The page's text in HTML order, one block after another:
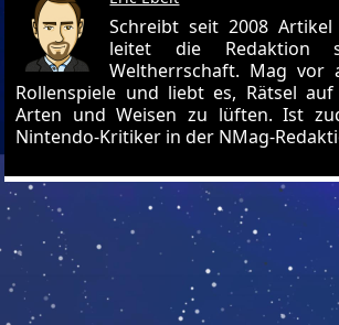
Schreibt seit 2008
leitet die Redaktion
Weltherrschaft. Mag vor
Rollenspiele und liebt es, Rätsel
Arten und Weisen zu lüften. Ist
Nintendo-Kritiker in der NMag-